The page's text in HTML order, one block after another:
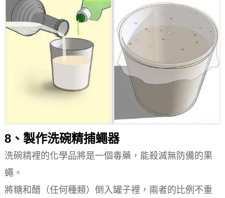
8、製作洗碗精捕蠅器
洗碗精裡的化學品將是一個毒藥，能殺滅無防備的果
蠅。
將糖和醋（任何種類）倒入罐子裡，兩者的比例不重